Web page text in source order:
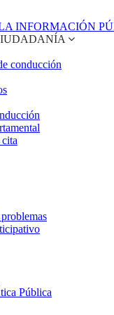
INFORMACIÓN
conducción
Pública